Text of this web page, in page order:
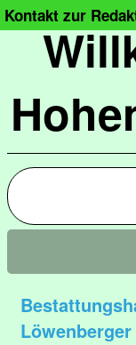
Kontakt zur